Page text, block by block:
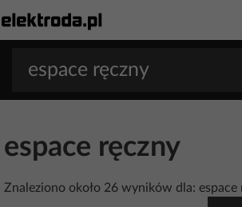
espace ręczny
Znaleziono około 26 wyników dla: espace